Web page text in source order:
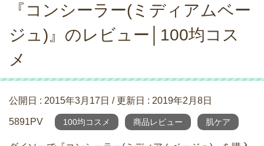
『コンシーラー(ミディアムベー
ジュ)』のレビュー│100均コス
メ
公開日 : 2015年3月17日 / 更新日 : 2019年2月8日
5891PV 100均コスメ 商品レビュー 肌ケア